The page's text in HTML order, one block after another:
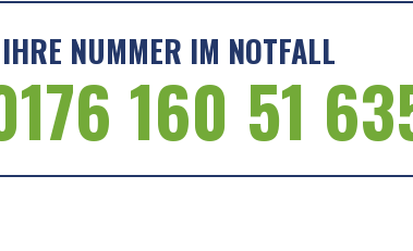
IHRE NUMMER IM NOTFALL
160 51